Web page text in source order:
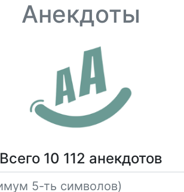
Анекдоты
Всего 10 112 анекдотов